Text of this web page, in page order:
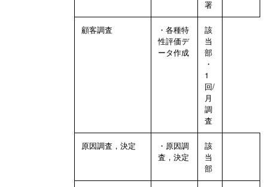
署
顧客調査
・各種特
性評価デ
ータ作成
該
当
部
・
1
回/
月
調
査
原因調査，決定
・原因調
査，決定
該
当
部